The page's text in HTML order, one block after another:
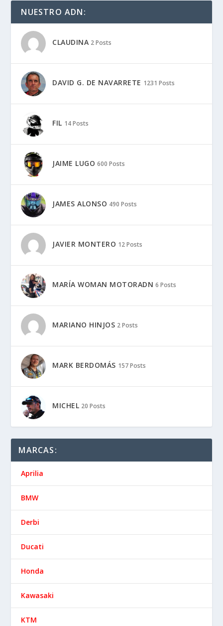
NUESTRO ADN:
CLAUDINA 2 Posts
DAVID G. DE NAVARRETE 1231 Posts
FIL 14 Posts
JAIME LUGO 600 Posts
JAMES ALONSO 490 Posts
JAVIER MONTERO 12 Posts
MARÍA WOMAN MOTORADN 6 Posts
MARIANO HINJOS 2 Posts
MARK BERDOMÁS 157 Posts
MICHEL 20 Posts
MARCAS:
Aprilia
BMW
Derbi
Ducati
Honda
Kawasaki
KTM